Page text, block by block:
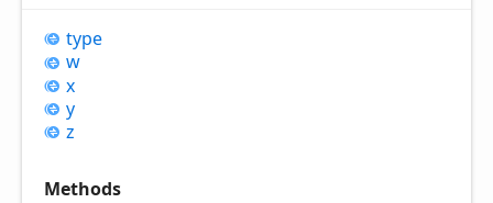
type
w
x
y
z
Methods